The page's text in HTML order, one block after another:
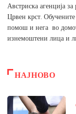
Австриска агенција
Црвен крст. Обучените
помош и нега во
изнемоштени лица и
НАЈНОВО